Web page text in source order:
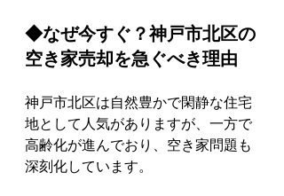
◆なぜ今すぐ？神戸市北区の
空き家売却を急ぐべき理由
神戸市北区は自然豊かで閑静な住宅
地として人気がありますが、一方で
高齢化が進んでおり、空き家問題も
深刻化しています。